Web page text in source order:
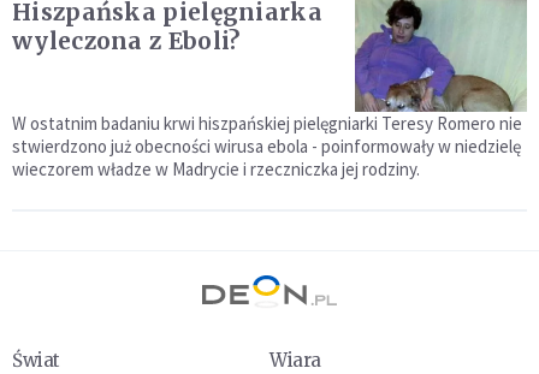
Hiszpańska pielęgniarka
wyleczona z Eboli?
W ostatnim badaniu krwi hiszpańskiej pielęgniarki Teresy Romero nie
stwierdzono już obecności wirusa ebola - poinformowały w niedzielę
wieczorem władze w Madrycie i rzeczniczka jej rodziny.
Świat
Wiara